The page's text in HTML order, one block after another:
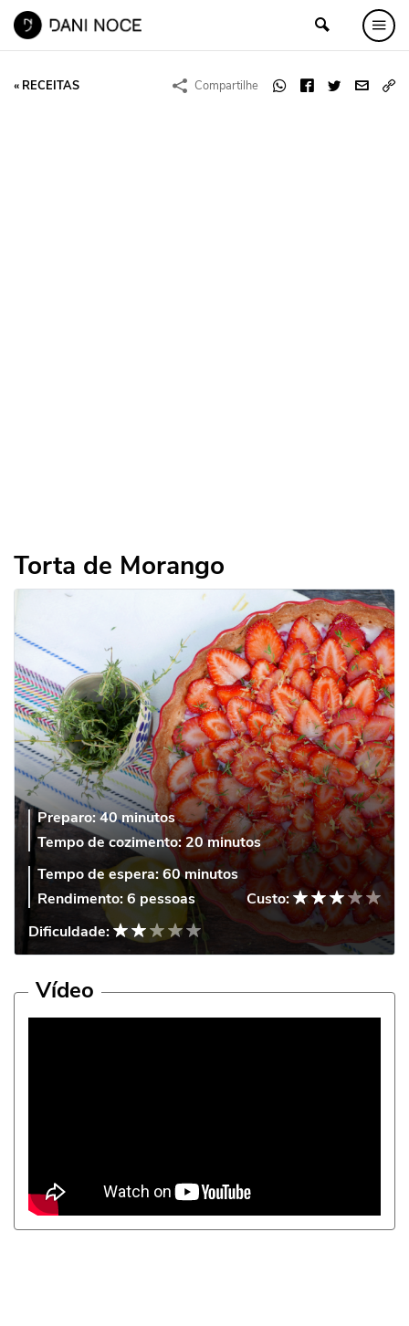
« RECEITAS Compartilhe
Torta de Morango
Preparo:40 minutos
Tempo de cozimento:20 minutos
Tempo de espera:60 minutos
Rendimento:6 pessoas
Custo:
Dificuldade:
Vídeo